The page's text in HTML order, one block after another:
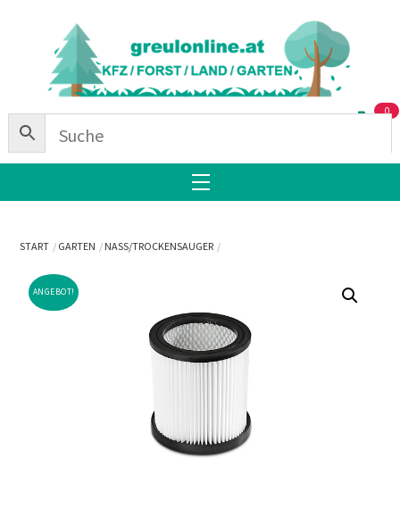
0
Menu
START GARTEN NASS/TROCKENSAUGER
ANGEBOT!
To
Top